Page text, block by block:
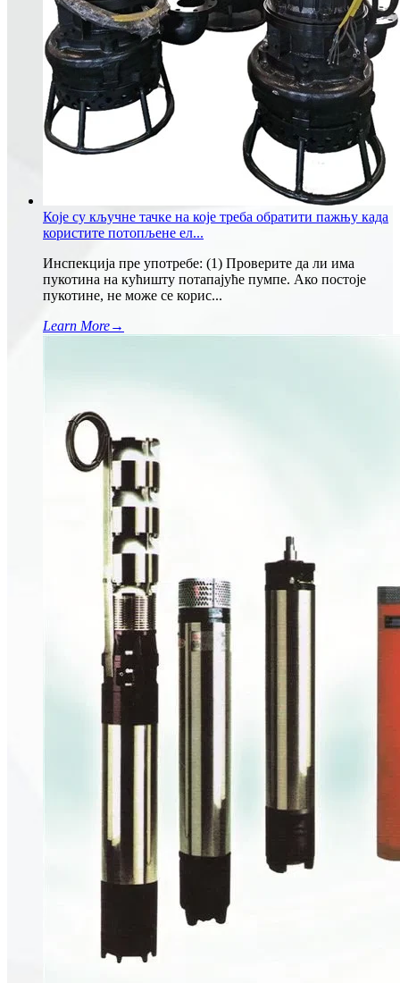
Које су кључне тачке на које треба обратити пажњу када
користите потопљене ел...
Инспекција пре употребе: (1) Проверите да ли има
пукотина на кућишту потапајуће пумпе. Ако постоје
пукотине, не може се корис...
Learn More→